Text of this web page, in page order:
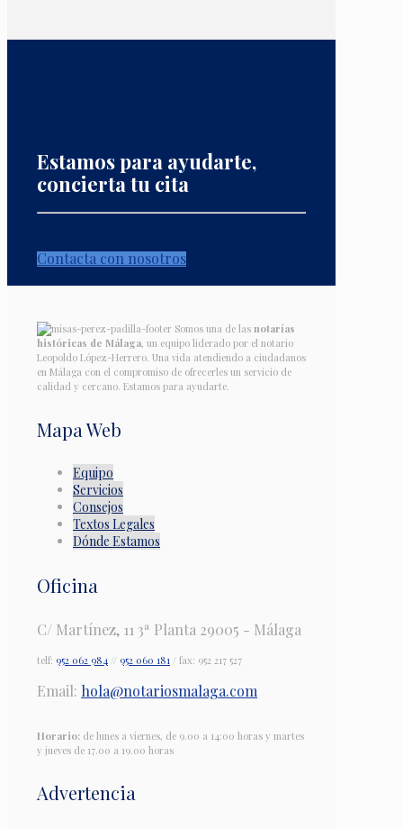
Estamos para ayudarte,
concierta tu cita
Contacta con nosotros
Somos una de las notarías
históricas de Málaga, un equipo liderado por el notario
Leopoldo López-Herrero. Una vida atendiendo a ciudadanos
en Málaga con el compromiso de ofrecerles un servicio de
calidad y cercano. Estamos para ayudarte.
Mapa Web
Equipo
Servicios
Consejos
Textos Legales
Dónde Estamos
Oficina
C/ Martínez, 11 3ª Planta 29005 - Málaga
telf: 952 062 984 // 952 060 181 / fax: 952 217 527
Email: hola@notariosmalaga.com
Horario: de lunes a viernes, de 9.00 a 14:00 horas y martes
y jueves de 17.00 a 19.00 horas
Advertencia